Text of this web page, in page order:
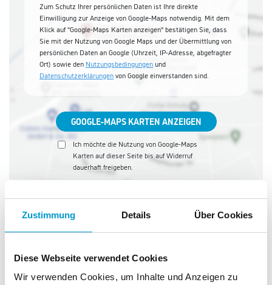
Zustimmung Details Über Cookies
Diese Webseite verwendet Cookies
Wir verwenden Cookies, um Inhalte und Anzeigen zu
Zum Schutz Ihrer persönlichen Daten ist Ihre direkte
Einwilligung zur Anzeige von Google-Maps notwendig. Mit dem
Klick auf "Google-Maps Karten anzeigen" bestätigen Sie, dass
Sie mit der Nutzung von Google Maps und der Übermittlung von
persönlichen Daten an Google (Uhrzeit, IP-Adresse, abgefragter
Ort) sowie den Nutzungsbedingungenund
Datenschutzerklärungenvon Google einverstanden sind.
GOOGLE-MAPS KARTEN ANZEIGEN
Ich möchte die Nutzung von Google-Maps
Karten auf dieser Seite bis auf Widerruf
dauerhaft freigeben.
Farben Frank